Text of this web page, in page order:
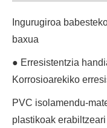
Ingurugiroa
baxua
● Erresistentzia
Korrosioarekiko
PVC isolamendu-
plastikoak